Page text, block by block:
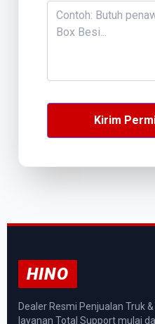
Kirim
HINO
Dealer Resmi Penjualan Truk
layanan Total Support mulai